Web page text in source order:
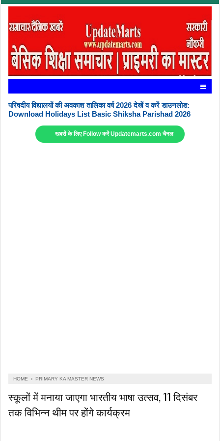
परिषदीय विद्यालयों की अवकाश तालिका वर्ष 2026 देखें व करें डाउनलोड:
Download Holidays List Basic Shiksha Parishad 2026
खबरों के लिए Follow करें Updatemarts.com चैनल
HOME › PRIMARY KA MASTER NEWS
स्कूलों में मनाया जाएगा भारतीय भाषा उत्सव, 11 दिसंबर
तक विभिन्न थीम पर होंगे कार्यक्रम